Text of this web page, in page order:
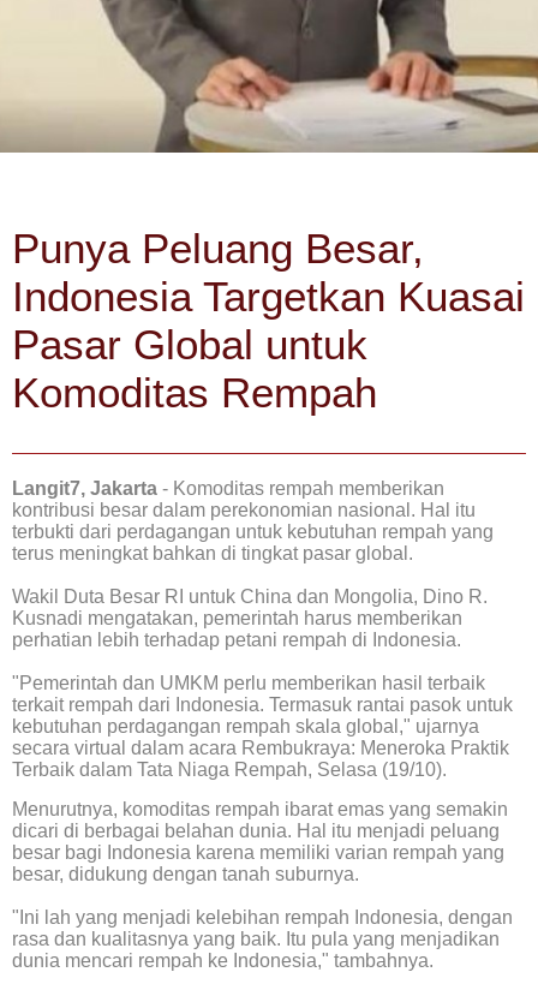
Punya Peluang Besar,
Indonesia Targetkan Kuasai
Pasar Global untuk
Komoditas Rempah
Langit7, Jakarta - Komoditas rempah memberikan
kontribusi besar dalam perekonomian nasional. Hal itu
terbukti dari perdagangan untuk kebutuhan rempah yang
terus meningkat bahkan di tingkat pasar global.
Wakil Duta Besar RI untuk China dan Mongolia, Dino R.
Kusnadi mengatakan, pemerintah harus memberikan
perhatian lebih terhadap petani rempah di Indonesia.
"Pemerintah dan UMKM perlu memberikan hasil terbaik
terkait rempah dari Indonesia. Termasuk rantai pasok untuk
kebutuhan perdagangan rempah skala global," ujarnya
secara virtual dalam acara Rembukraya: Meneroka Praktik
Terbaik dalam Tata Niaga Rempah, Selasa (19/10).
Menurutnya, komoditas rempah ibarat emas yang semakin
dicari di berbagai belahan dunia. Hal itu menjadi peluang
besar bagi Indonesia karena memiliki varian rempah yang
besar, didukung dengan tanah suburnya.
"Ini lah yang menjadi kelebihan rempah Indonesia, dengan
rasa dan kualitasnya yang baik. Itu pula yang menjadikan
dunia mencari rempah ke Indonesia," tambahnya.